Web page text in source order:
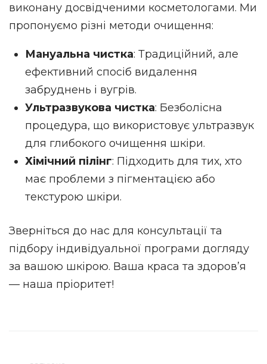
виконану досвідченими косметологами. Ми
пропонуємо різні методи очищення:
Мануальна чистка: Традиційний, але
ефективний спосіб видалення
забруднень і вугрів.
Ультразвукова чистка: Безболісна
процедура, що використовує ультразвук
для глибокого очищення шкіри.
Хімічний пілінг: Підходить для тих, хто
має проблеми з пігментацією або
текстурою шкіри.
Зверніться до нас для консультації та
підбору індивідуальної програми догляду
за вашою шкірою. Ваша краса та здоров’я
— наша пріоритет!